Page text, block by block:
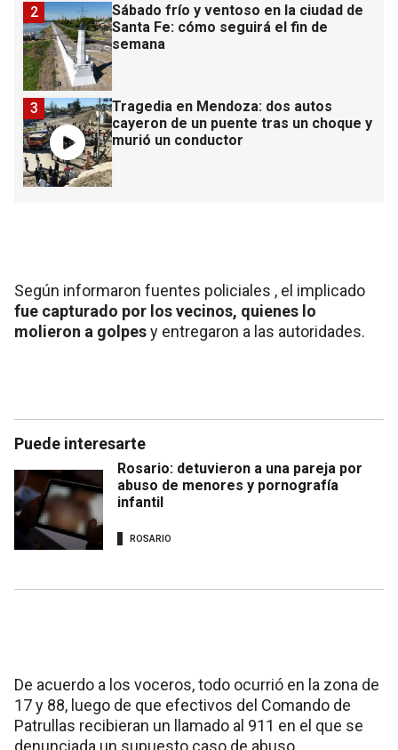
Sábado frío y ventoso en la ciudad de
Santa Fe: cómo seguirá el fin de
semana
2
Tragedia en Mendoza: dos autos
cayeron de un puente tras un choque y
murió un conductor
3
Según informaron fuentes policiales , el implicado
fue capturado por los vecinos, quienes lo
molieron a golpesy entregaron a las autoridades.
Puede interesarte
Rosario: detuvieron a una pareja por
abuso de menores y pornografía
infantil
ROSARIO
De acuerdo a los voceros, todo ocurrió en la zona de
17 y 88, luego de que efectivos del Comando de
Patrullas recibieran un llamado al 911 en el que se
denunciada un supuesto caso de abuso.